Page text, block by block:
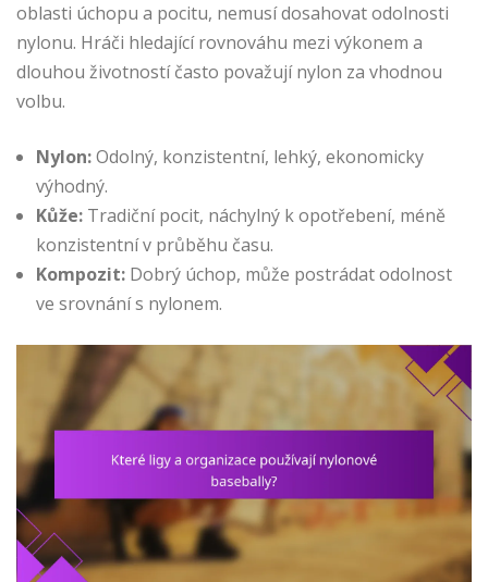
oblasti úchopu a pocitu, nemusí dosahovat odolnosti
nylonu. Hráči hledající rovnováhu mezi výkonem a
dlouhou životností často považují nylon za vhodnou
volbu.
Nylon:Odolný, konzistentní, lehký, ekonomicky
výhodný.
Kůže: Tradiční pocit, náchylný k opotřebení, méně
konzistentní v průběhu času.
Kompozit: Dobrý úchop, může postrádat odolnost
ve srovnání s nylonem.